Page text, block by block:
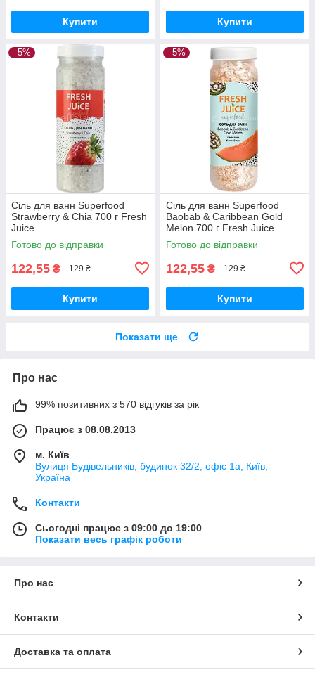
Купити Купити
–5%
Сіль для ванн Superfood
Strawberry & Chia 700 г Fresh
Juice
Готово до відправки
122,55 ₴ 129 ₴
Купити
–5%
Сіль для ванн Superfood
Baobab & Caribbean Gold
Melon 700 г Fresh Juice
Готово до відправки
122,55 ₴ 129 ₴
Купити
Показати ще
Про нас
99% позитивних з 570 відгуків за рік
Працює з 08.08.2013
м. Київ
Вулиця Будівельників, будинок 32/2, офіс 1а, Київ,
Україна
Контакти
Сьогодні працює з 09:00 до 19:00
Показати весь графік роботи
Про нас
Контакти
Доставка та оплата